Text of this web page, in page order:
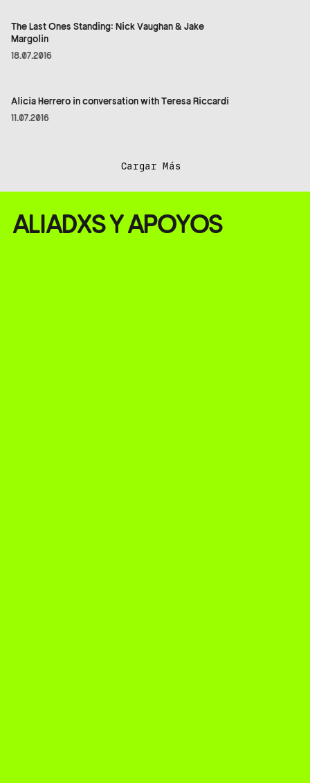
The Last Ones Standing: Nick Vaughan & Jake
Margolin
18.07.2016
Alicia Herrero in conversation with Teresa Riccardi
11.07.2016
Cargar Más
ALIADXS Y APOYOS